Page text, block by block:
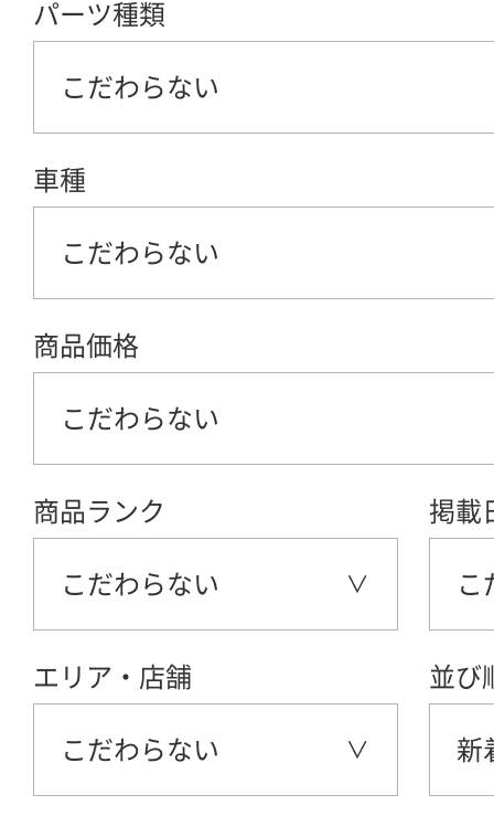
パーツ種類
こだわらない
車種
こだわらない
商品価格
こだわらない
商品ランク
こだわらない
掲載
こ
エリア・店舗
こだわらない
並び
新